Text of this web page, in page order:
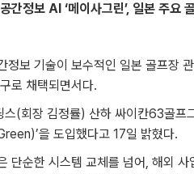
간정보 AI ‘메이사그린’, 일본 주요
정보 기술이 보수적인 일본 골프장
로 채택되면서다.
스(회장 김정률) 산하 싸이칸63골프
을 도입했다고 17일 밝혔다.
단순한 시스템 교체를 넘어, 해외